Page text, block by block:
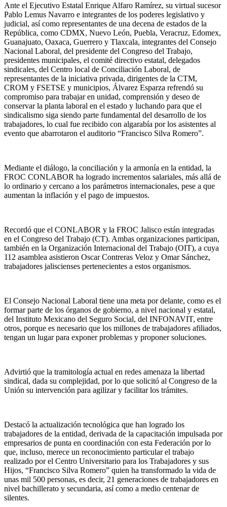
Ante el Ejecutivo Estatal Enrique Alfaro Ramírez, su virtual sucesor
Pablo Lemus Navarro e integrantes de los poderes legislativo y
judicial, así como representantes de una decena de estados de la
República, como CDMX, Nuevo León, Puebla, Veracruz, Edomex,
Guanajuato, Oaxaca, Guerrero y Tlaxcala, integrantes del Consejo
Nacional Laboral, del presidente del Congreso del Trabajo,
presidentes municipales, el comité directivo estatal, delegados
sindicales, del Centro local de Conciliación Laboral, de
representantes de la iniciativa privada, dirigentes de la CTM,
CROM y FSETSE y municipios, Álvarez Esparza refrendó su
compromiso para trabajar en unidad, comprensión y deseo de
conservar la planta laboral en el estado y luchando para que el
sindicalismo siga siendo parte fundamental del desarrollo de los
trabajadores, lo cual fue recibido con algarabía por los asistentes al
evento que abarrotaron el auditorio “Francisco Silva Romero”.
Mediante el diálogo, la conciliación y la armonía en la entidad, la
FROC CONLABOR ha logrado incrementos salariales, más allá de
lo ordinario y cercano a los parámetros internacionales, pese a que
aumentan la inflación y el pago de impuestos.
Recordó que el CONLABOR y la FROC Jalisco están integradas
en el Congreso del Trabajo (CT). Ambas organizaciones participan,
también en la Organización Internacional del Trabajo (OIT), a cuya
112 asamblea asistieron Oscar Contreras Veloz y Omar Sánchez,
trabajadores jaliscienses pertenecientes a estos organismos.
El Consejo Nacional Laboral tiene una meta por delante, como es el
formar parte de los órganos de gobierno, a nivel nacional y estatal,
del Instituto Mexicano del Seguro Social, del INFONAVIT, entre
otros, porque es necesario que los millones de trabajadores afiliados,
tengan un lugar para exponer problemas y proponer soluciones.
Advirtió que la tramitología actual en redes amenaza la libertad
sindical, dada su complejidad, por lo que solicitó al Congreso de la
Unión su intervención para agilizar y facilitar los trámites.
Destacó la actualización tecnológica que han logrado los
trabajadores de la entidad, derivada de la capacitación impulsada por
empresarios de punta en coordinación con esta Federación por lo
que, incluso, merece un reconocimiento particular el trabajo
realizado por el Centro Universitario para los Trabajadores y sus
Hijos, “Francisco Silva Romero” quien ha transformado la vida de
unas mil 500 personas, es decir, 21 generaciones de trabajadores en
nivel bachillerato y secundaria, así como a medio centenar de
silentes.